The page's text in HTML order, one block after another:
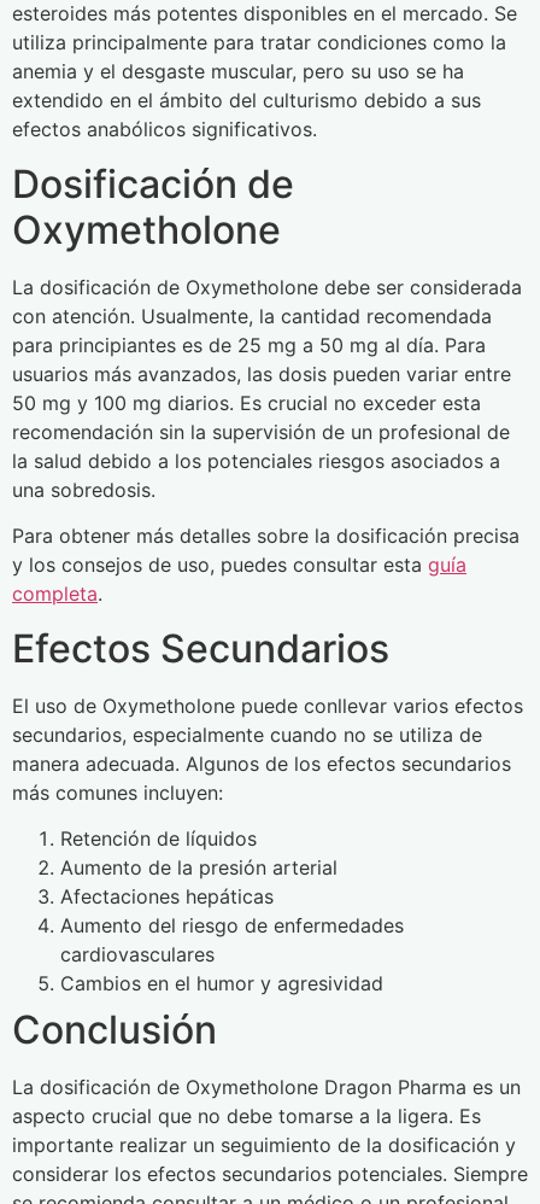
esteroides más potentes disponibles en el mercado. Se
utiliza principalmente para tratar condiciones como la
anemia y el desgaste muscular, pero su uso se ha
extendido en el ámbito del culturismo debido a sus
efectos anabólicos significativos.
Dosificación de
Oxymetholone
La dosificación de Oxymetholone debe ser considerada
con atención. Usualmente, la cantidad recomendada
para principiantes es de 25 mg a 50 mg al día. Para
usuarios más avanzados, las dosis pueden variar entre
50 mg y 100 mg diarios. Es crucial no exceder esta
recomendación sin la supervisión de un profesional de
la salud debido a los potenciales riesgos asociados a
una sobredosis.
Para obtener más detalles sobre la dosificación precisa
y los consejos de uso, puedes consultar esta guía
completa.
Efectos Secundarios
El uso de Oxymetholone puede conllevar varios efectos
secundarios, especialmente cuando no se utiliza de
manera adecuada. Algunos de los efectos secundarios
más comunes incluyen:
Retención de líquidos
Aumento de la presión arterial
Afectaciones hepáticas
Aumento del riesgo de enfermedades
cardiovasculares
Cambios en el humor y agresividad
Conclusión
La dosificación de Oxymetholone Dragon Pharma es un
aspecto crucial que no debe tomarse a la ligera. Es
importante realizar un seguimiento de la dosificación y
considerar los efectos secundarios potenciales. Siempre